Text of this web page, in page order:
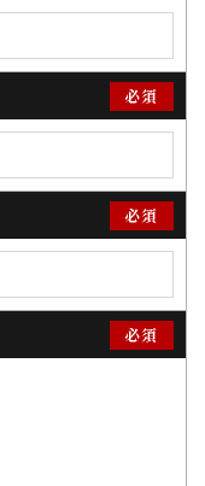
必須
必須
必須